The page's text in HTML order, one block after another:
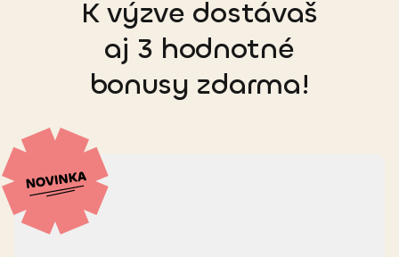
K výzve dostávaš
aj 3 hodnotné
bonusy zdarma!